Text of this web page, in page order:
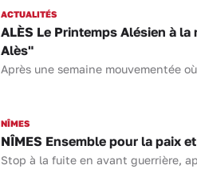
ACTUALITÉS
ALÈS Le Printemps Alésien à
Alès"
Après une semaine mouvementée
NÎMES
NÎMES Ensemble pour la paix
Stop à la fuite en avant guerrière,